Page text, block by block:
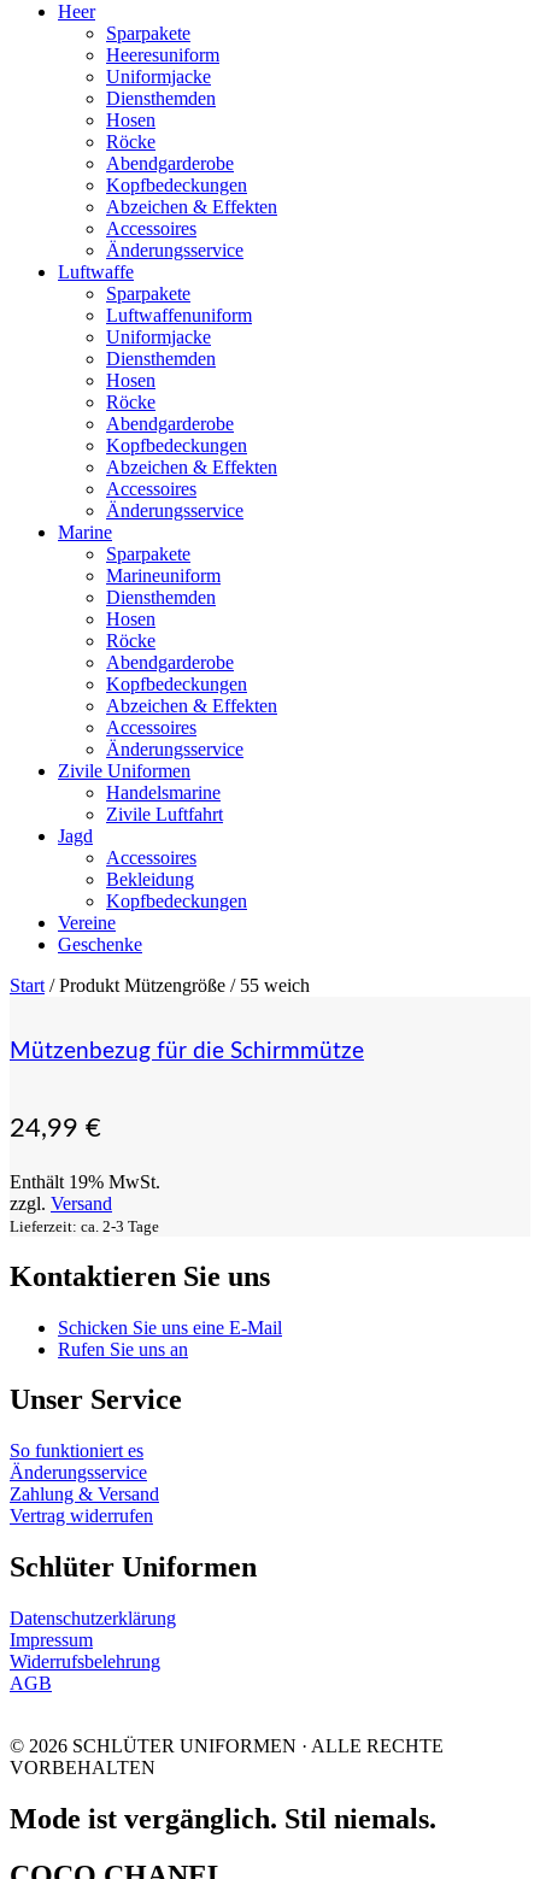
Heer
Sparpakete
Heeresuniform
Uniformjacke
Diensthemden
Hosen
Röcke
Abendgarderobe
Kopfbedeckungen
Abzeichen & Effekten
Accessoires
Änderungsservice
Luftwaffe
Sparpakete
Luftwaffenuniform
Uniformjacke
Diensthemden
Hosen
Röcke
Abendgarderobe
Kopfbedeckungen
Abzeichen & Effekten
Accessoires
Änderungsservice
Marine
Sparpakete
Marineuniform
Diensthemden
Hosen
Röcke
Abendgarderobe
Kopfbedeckungen
Abzeichen & Effekten
Accessoires
Änderungsservice
Zivile Uniformen
Handelsmarine
Zivile Luftfahrt
Jagd
Accessoires
Bekleidung
Kopfbedeckungen
Vereine
Geschenke
Start / Produkt Mützengröße / 55 weich
Mützenbezug für die Schirmmütze
24,99 €
Enthält 19% MwSt.
zzgl. Versand
Lieferzeit: ca. 2-3 Tage
Kontaktieren Sie uns
Schicken Sie uns eine E-Mail
Rufen Sie uns an
Unser Service
So funktioniert es
Änderungsservice
Zahlung & Versand
Vertrag widerrufen
Schlüter Uniformen
Datenschutzerklärung
Impressum
Widerrufsbelehrung
AGB
© 2026 SCHLÜTER UNIFORMEN · ALLE RECHTE
VORBEHALTEN
Mode ist vergänglich. Stil niemals.